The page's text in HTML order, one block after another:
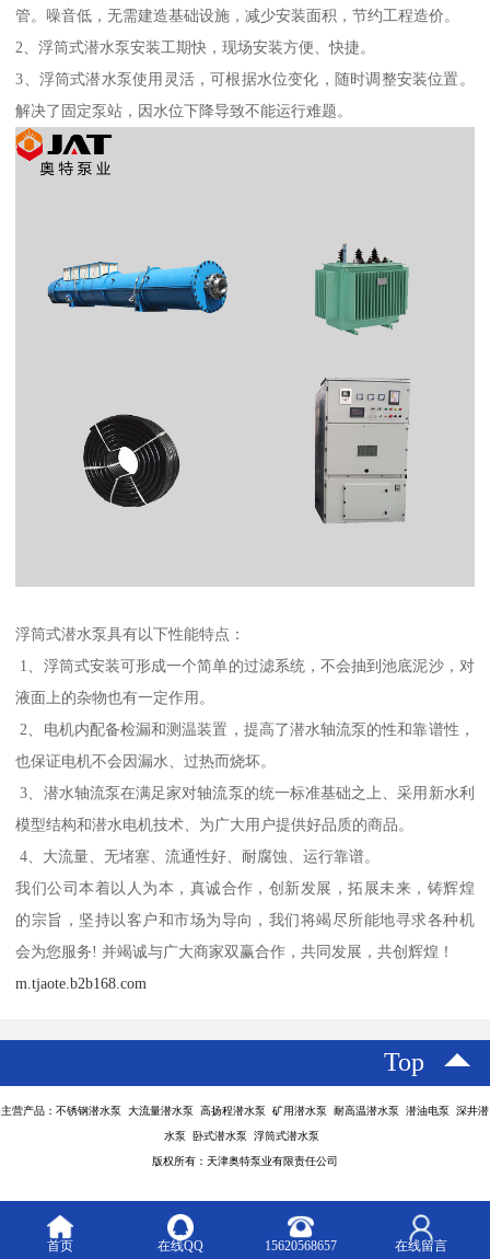
管。噪音低，无需建造基础设施，减少安装面积，节约工程造价。
2、浮筒式潜水泵安装工期快，现场安装方便、快捷。
3、浮筒式潜水泵使用灵活，可根据水位变化，随时调整安装位置。
解决了固定泵站，因水位下降导致不能运行难题。
浮筒式潜水泵具有以下性能特点：
1、浮筒式安装可形成一个简单的过滤系统，不会抽到池底泥沙，对
液面上的杂物也有一定作用。
2、电机内配备检漏和测温装置，提高了潜水轴流泵的性和靠谱性，
也保证电机不会因漏水、过热而烧坏。
3、潜水轴流泵在满足家对轴流泵的统一标准基础之上、采用新水利
模型结构和潜水电机技术、为广大用户提供好品质的商品。
4、大流量、无堵塞、流通性好、耐腐蚀、运行靠谱。
我们公司本着以人为本，真诚合作，创新发展，拓展未来，铸辉煌
的宗旨，坚持以客户和市场为导向，我们将竭尽所能地寻求各种机
会为您服务! 并竭诚与广大商家双赢合作，共同发展，共创辉煌！
m.tjaote.b2b168.com
Top
主营产品：不锈钢潜水泵 大流量潜水泵 高扬程潜水泵 矿用潜水泵 耐高温潜水泵 潜油电泵 深井潜
水泵 卧式潜水泵 浮筒式潜水泵
版权所有：天津奥特泵业有限责任公司
首页 在线QQ 15620568657 在线留言